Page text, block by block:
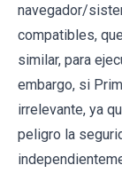
navegador/
compatibles,
similar, para
embargo, si
irrelevante, ya
peligro la